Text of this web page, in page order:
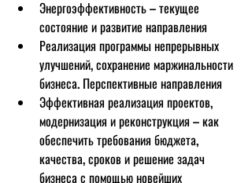
Энергоэффективность – текущее
состояние и развитие направления
Реализация программы непрерывных
улучшений, сохранение маржинальности
бизнеса. Перспективные направления
Эффективная реализация проектов,
модернизация и реконструкция – как
обеспечить требования бюджета,
качества, сроков и решение задач
бизнеса с помощью новейших